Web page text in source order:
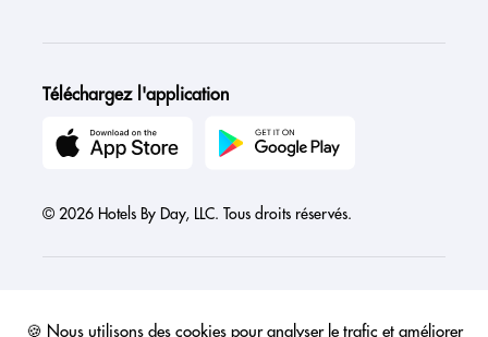
🍪 Nous utilisons des cookies pour analyser le trafic et améliorer
Téléchargez l'application
© 2026 Hotels By Day, LLC. Tous droits réservés.